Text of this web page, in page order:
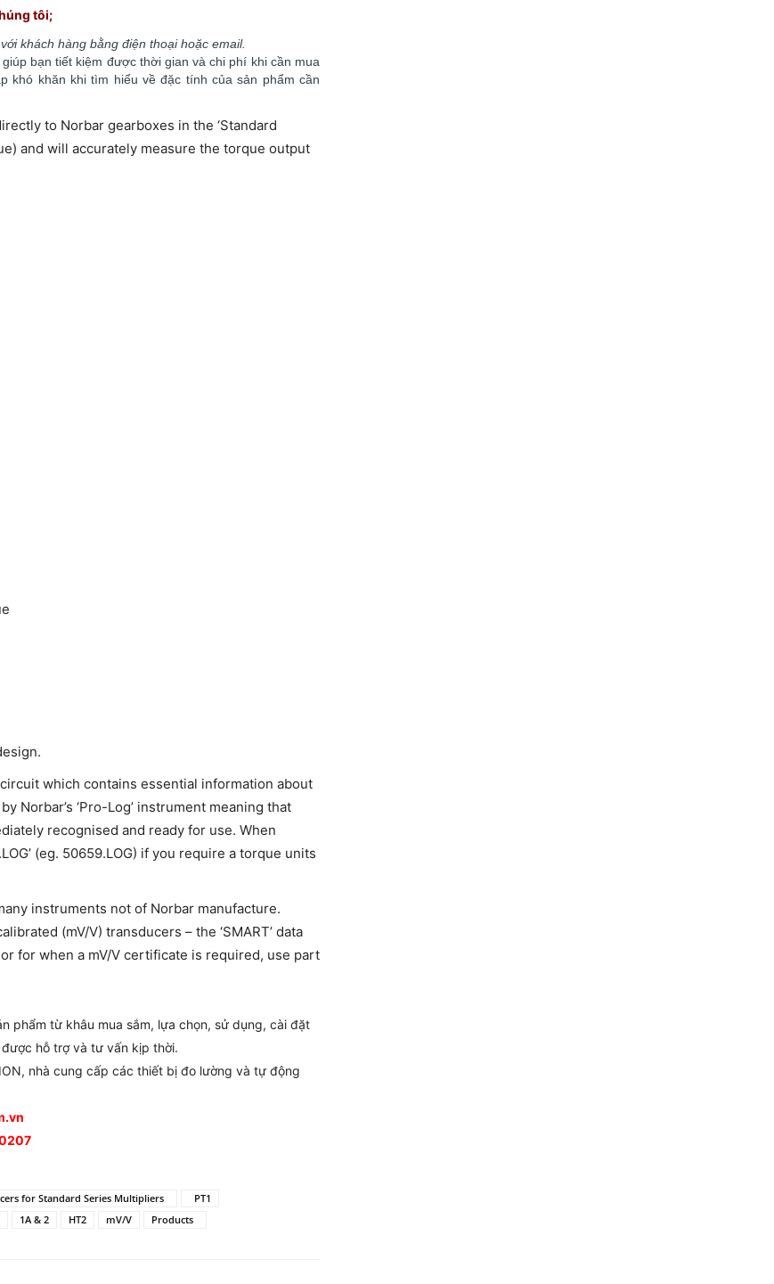
tôi;
khách hàng bằng điện thoại hoặc email.
bạn tiết kiệm được thời gian và chi phí khi cần mua
khó khăn khi tìm hiểu về đặc tính của sản phẩm cần
to Norbar gearboxes in the ‘Standard
and will accurately measure the torque output
which contains essential information about
Norbar’s ‘Pro-Log’ instrument meaning that
recognised and ready for use. When
(eg. 50659.LOG) if you require a torque units
instruments not of Norbar manufacture.
(mV/V) transducers – the ‘SMART’ data
for when a mV/V certificate is required, use part
phẩm từ khâu mua sắm, lựa chọn, sử dụng, cài đặt
hỗ trợ và tư vấn kịp thời.
nhà cung cấp các thiết bị đo lường và tự động
for Standard Series Multipliers
PT1
1A & 2 HT2 mV/V Products